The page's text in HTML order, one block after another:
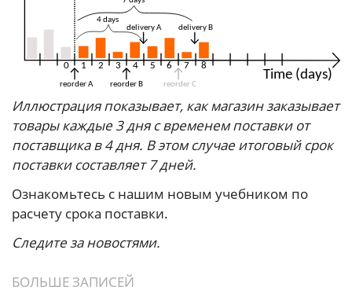
Иллюстрация показывает, как магазин заказывает
товары каждые 3 дня с временем поставки от
поставщика в 4 дня. В этом случае итоговый срок
поставки составляет 7 дней.
Ознакомьтесь с нашим новым учебником по
расчету срока поставки.
Следите за новостями.
БОЛЬШЕ ЗАПИСЕЙ